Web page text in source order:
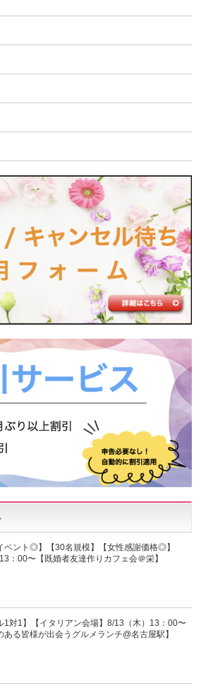
ベント◎】【30名規模】【女性感謝価格◎】
：00〜【既婚者友達作りカフェ会＠栄】
1対1】【イタリアン会場】8/13（木）13：00〜
ある皆様が出会うグルメランチ@名古屋駅】